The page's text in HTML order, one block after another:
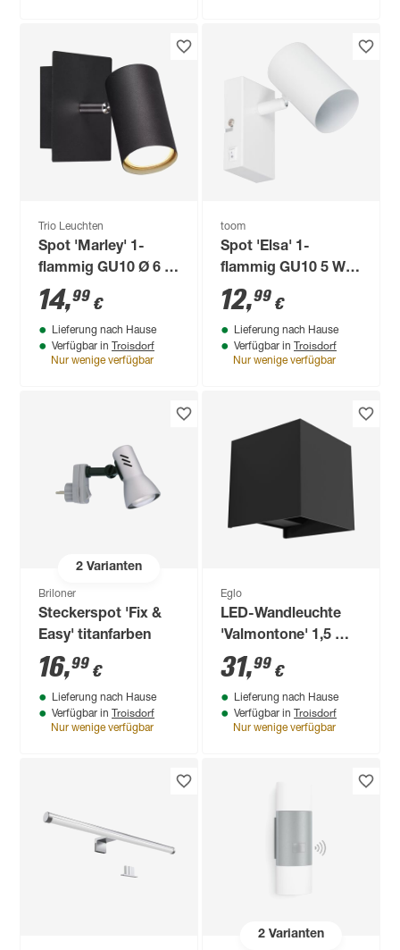
Trio Leuchten
Spot 'Marley' 1-
flammig GU10 Ø 6 x
12 x 15 x 12 cm
14,99 €
Lieferung nach Hause
Verfügbar in Troisdorf
Nur wenige verfügbar
toom
Spot 'Elsa' 1-
flammig GU10 5 W
10 cm
12,99 €
Lieferung nach Hause
Verfügbar in Troisdorf
Nur wenige verfügbar
2Varianten
Briloner
Steckerspot 'Fix &
Easy' titanfarben
16,99 €
Lieferung nach Hause
Verfügbar in Troisdorf
Nur wenige verfügbar
Eglo
LED-Wandleuchte
'Valmontone' 1,5 W
400 lm warmweiß 10
x 10 x 10 cm
31,99 €
Lieferung nach Hause
Verfügbar in Troisdorf
Nur wenige verfügbar
2Varianten